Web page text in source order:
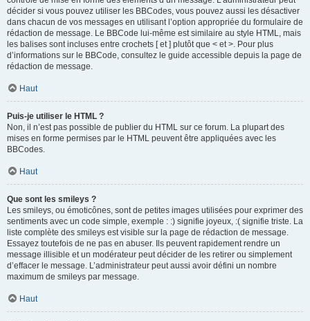
décider si vous pouvez utiliser les BBCodes, vous pouvez aussi les désactiver
dans chacun de vos messages en utilisant l’option appropriée du formulaire de
rédaction de message. Le BBCode lui-même est similaire au style HTML, mais
les balises sont incluses entre crochets [ et ] plutôt que < et >. Pour plus
d’informations sur le BBCode, consultez le guide accessible depuis la page de
rédaction de message.
Haut
Puis-je utiliser le HTML ?
Non, il n’est pas possible de publier du HTML sur ce forum. La plupart des
mises en forme permises par le HTML peuvent être appliquées avec les
BBCodes.
Haut
Que sont les smileys ?
Les smileys, ou émoticônes, sont de petites images utilisées pour exprimer des
sentiments avec un code simple, exemple : :) signifie joyeux, :( signifie triste. La
liste complète des smileys est visible sur la page de rédaction de message.
Essayez toutefois de ne pas en abuser. Ils peuvent rapidement rendre un
message illisible et un modérateur peut décider de les retirer ou simplement
d’effacer le message. L’administrateur peut aussi avoir défini un nombre
maximum de smileys par message.
Haut